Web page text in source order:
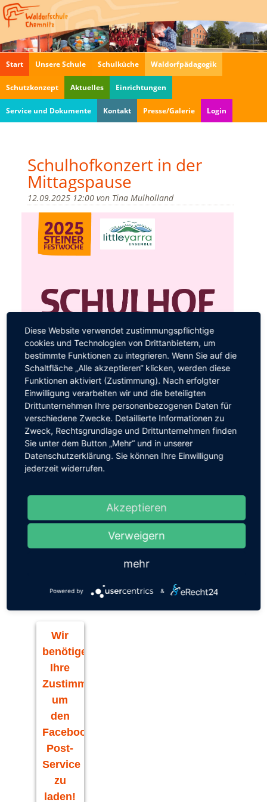
Start Unsere Schule Schulküche Waldorfpädagogik
Schutzkonzept Aktuelles Einrichtungen
Service und Dokumente Kontakt Presse/Galerie Login
Schulhofkonzert in der
Mittagspause
12.09.2025 12:00von Tina Mulholland
Das "Little Yarra Ensemble" der australischen
Waldorfschule Little Yarra Steiner School lädt
zum Schulhofkonzert am Freitag, dem 12.9.2025, 12
Wir
benötigen
Ihre
Zustimmung,
um
den
Facebook
Post-
Service
zu
laden!
Diese Website verwendet zustimmungspflichtige
cookies und Technologien von Drittanbietern, um
bestimmte Funktionen zu integrieren. Wenn Sie auf die
Schaltfläche „Alle akzeptieren“ klicken, werden diese
Funktionen aktiviert (Zustimmung). Nach erfolgter
Einwilligung verarbeiten wir und die beteiligten
Drittunternehmen Ihre personenbezogenen Daten für
verschiedene Zwecke. Detaillierte Informationen zu
Zweck, Rechtsgrundlage und Drittunternehmen finden
Sie unter dem Button „Mehr“ und in unserer
Datenschutzerklärung. Sie können Ihre Einwilligung
jederzeit widerrufen.
Akzeptieren
Verweigern
mehr
Powered by &